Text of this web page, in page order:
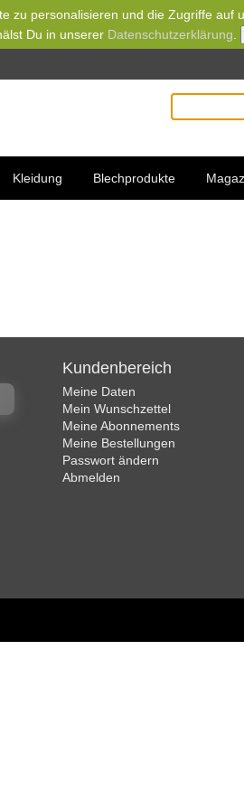
zu personalisieren und die Zugriffe
Du in unserer Datenschutzerklärung
Kleidung Blechprodukte
Kundenbereich
Meine Daten
Mein Wunschzettel
Meine Abonnements
Meine Bestellungen
Passwort ändern
Abmelden